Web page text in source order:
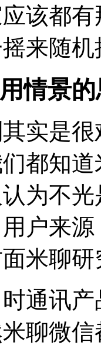
该都
来随
情景
实是
都知
为不
户来
米聊
通讯
聊微